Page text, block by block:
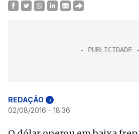
REDAÇÃO i
02/08/2016 - 18:36